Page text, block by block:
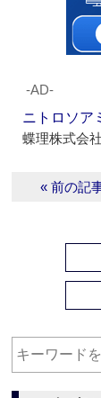
‐AD‐
ニトロソア
蝶理株式会社
« 前の記